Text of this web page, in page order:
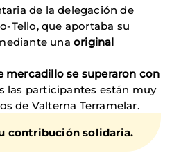
de la delegación de
Tello, que aportaba su
una original
mercadillo se superaron con
las participantes están muy
de Valterna Terramelar.
contribución solidaria.